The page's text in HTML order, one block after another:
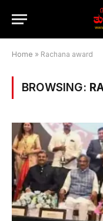
Home » Rachana award
BROWSING: